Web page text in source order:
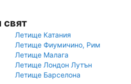
свят
Летище Катания
Летище Фиумичино, Рим
Летище Малага
Летище Лондон Лутън
Летище Барселона